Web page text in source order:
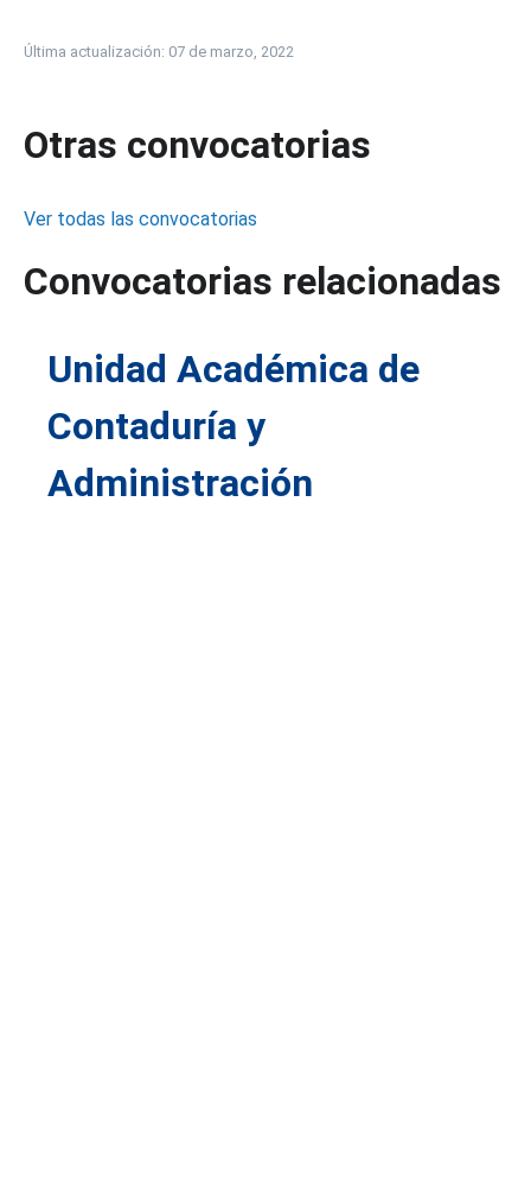
Última actualización: 07 de marzo, 2022
Otras convocatorias
Ver todas las convocatorias
Convocatorias relacionadas
Unidad Académica de
Contaduría y
Administración